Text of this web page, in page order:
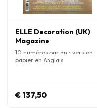
ELLE Decoration (UK)
Magazine
10 numéros par an • version
papier en Anglais
€ 137,50